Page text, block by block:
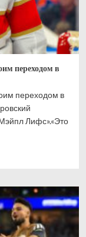
переходом в
переходом в
Лифс».«Это